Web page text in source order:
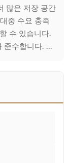
많은 저장 공간
중 수요 충족
수 있습니다.
준수합니다. ...